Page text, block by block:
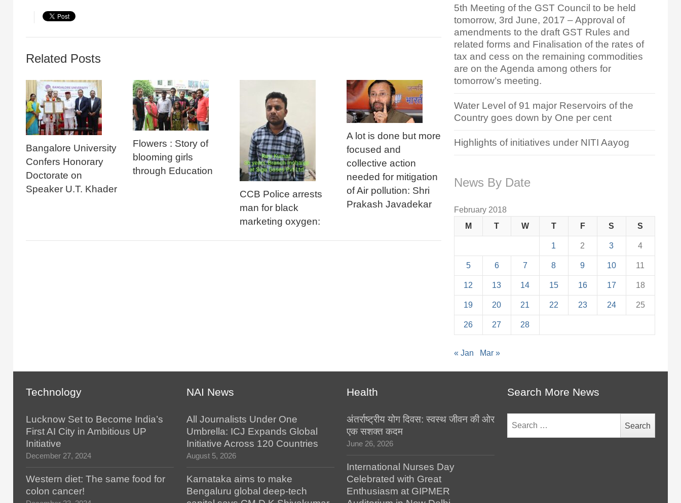
Related Posts
Bangalore University
Confers Honorary
Doctorate on
Speaker U.T. Khader
Flowers : Story of
blooming girls
through Education
CCB Police arrests
man for black
marketing oxygen:
A lot is done but more
focused and
collective action
needed for mitigation
of Air pollution: Shri
Prakash Javadekar
5th Meeting of the GST Council to be held
tomorrow, 3rd June, 2017 – Approval of
amendments to the draft GST Rules and
related forms and Finalisation of the rates of
tax and cess on the remaining commodities
are on the Agenda among others for
tomorrow’s meeting.
Water Level of 91 major Reservoirs of the
Country goes down by One per cent
Highlights of initiatives under NITI Aayog
News By Date
February 2018
M
T W T F S S
1 2 3 4
5 6 7 8 9 10 11
12 13 14 15 16 17 18
19 20 21 22 23 24 25
26 27 28
« Jan Mar »
Technology
Lucknow Set to Become India’s
First AI City in Ambitious UP
Initiative
December 27, 2024
Western diet: The same food for
colon cancer!
NAI News
All Journalists Under One
Umbrella: ICJ Expands Global
Initiative Across 120 Countries
August 5, 2026
Karnataka aims to make
Bengaluru global deep-tech
Health
अंतर्राष्ट्रीय योग दिवस: स्वस्थ जीवन की ओर
एक सशक्त कदम
June 26, 2026
International Nurses Day
Celebrated with Great
Enthusiasm at GIPMER
Search More News
for: